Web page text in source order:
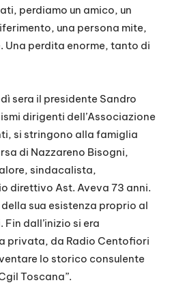
perdiamo un amico, un
una persona mite,
perdita enorme, tanto di
sera il presidente Sandro
dirigenti dell’Associazione
si stringono alla famiglia
di Nazzareno Bisogni,
sindacalista,
direttivo Ast. Aveva 73 anni.
sua esistenza proprio al
dall’inizio si era
privata, da Radio Centofiori
lo storico consulente
Toscana”.